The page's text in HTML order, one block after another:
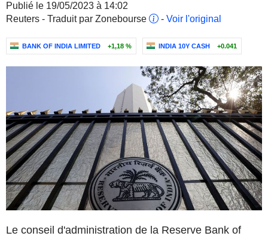
Publié le 19/05/2023 à 14:02
Reuters - Traduit par Zonebourse
- Voir l'original
BANK OF INDIA LIMITED +1,18 % INDIA 10Y CASH +0.041
Le conseil d'administration de la Reserve Bank of